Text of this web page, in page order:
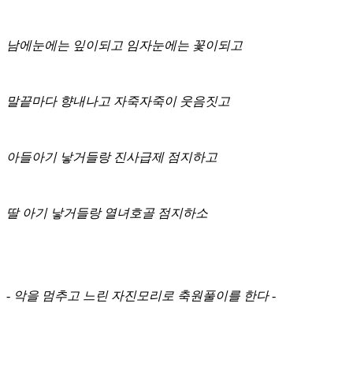
남에눈에는 잎이되고 임자눈에는 꽃이되고
말끝마다 향내나고 자죽자죽이 웃음짓고
아들아기 낳거들랑 진사급제 점지하고
딸 아기 낳거들랑 열녀호골 점지하소
- 악을 멈추고 느린 자진모리로 축원풀이를 한다 -